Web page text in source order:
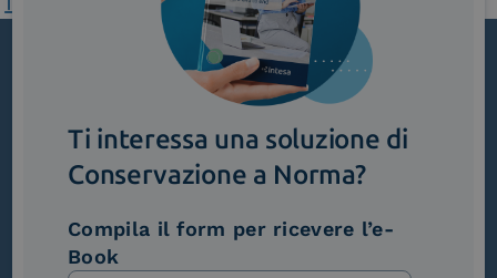
Iscriviti alla newsletter
Novità, iniziative ed eventi dal mondo della
trasformazione digitale.
Ti interessa una soluzione di
Conservazione a Norma?
Compila il form per ricevere l’e-
Book